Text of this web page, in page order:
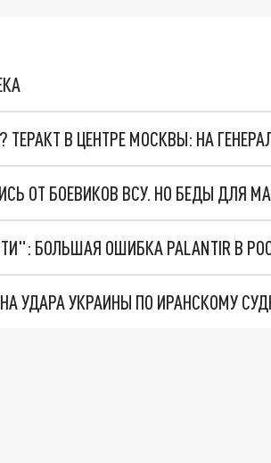
В ЦЕНТРЕ МОСКВЫ: НА
ОТ БОЕВИКОВ ВСУ. НО БЕДЫ ДЛЯ
УДАРА УКРАИНЫ ПО ИРАНСКОМУ